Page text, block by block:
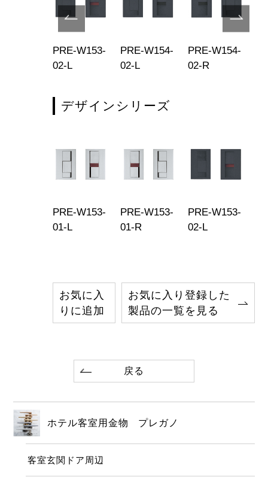
PRE-W153-
02-L
PRE-W154-
02-L
PRE-W154-
02-R
デザインシリーズ
PRE-W153-
01-L
PRE-W153-
01-R
PRE-W153-
02-L
お気に入
りに追加
お気に入り登録した
製品の一覧を見る
戻る
ホテル客室用金物 プレガノ
客室玄関ドア周辺